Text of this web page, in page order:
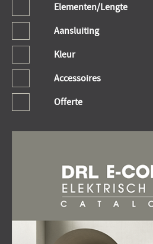
Elementen/Lengte
Aansluiting
Kleur
Accessoires
Offerte